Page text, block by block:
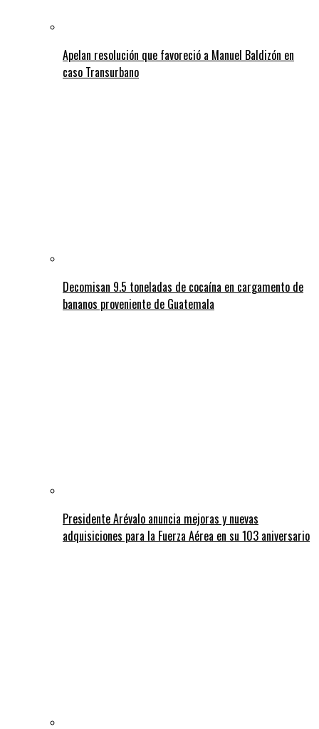
Apelan resolución que favoreció a Manuel Baldizón en
caso Transurbano
Decomisan 9.5 toneladas de cocaína en cargamento de
bananos proveniente de Guatemala
Presidente Arévalo anuncia mejoras y nuevas
adquisiciones para la Fuerza Aérea en su 103 aniversario